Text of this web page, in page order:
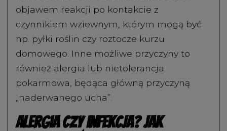
objawem reakcji po kontakcie z
czynnikiem wziewnym, którym mogą być
np. pyłki roślin czy roztocze kurzu
domowego. Inne możliwe przyczyny to
również alergia lub nietolerancja
pokarmowa, będąca główną przyczyną
„naderwanego ucha”.
Alergia czy infekcja? Jak